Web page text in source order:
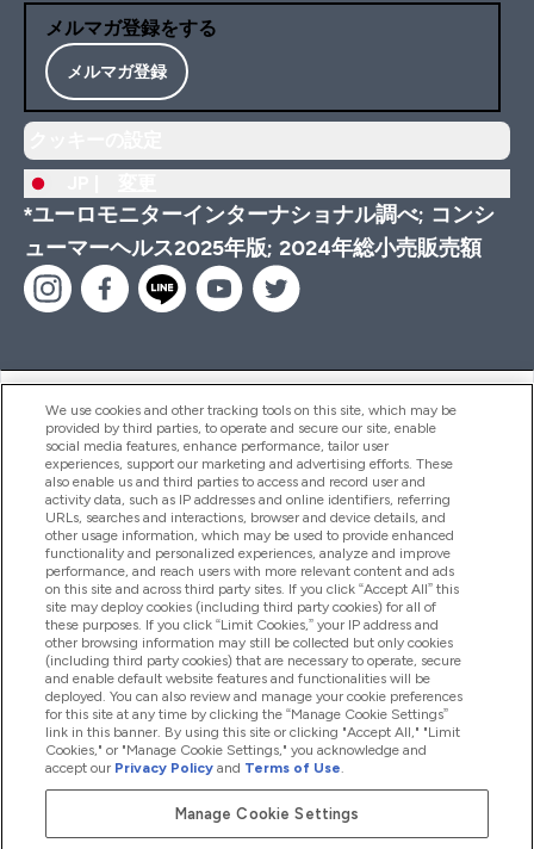
メルマガ登録をする
メルマガ登録
*ユーロモニターインターナショナル調べ; コンシ
ューマーヘルス2025年版; 2024年総小売販売額
ヘルプ＆ガイド
商品について
会社概要
特典＆ポイント
2026 The Hut.com Ltd
We use cookies and other tracking tools on this site, which may be
provided by third parties, to operate and secure our site, enable
social media features, enhance performance, tailor user
experiences, support our marketing and advertising efforts. These
also enable us and third parties to access and record user and
activity data, such as IP addresses and online identifiers, referring
URLs, searches and interactions, browser and device details, and
other usage information, which may be used to provide enhanced
functionality and personalized experiences, analyze and improve
performance, and reach users with more relevant content and ads
on this site and across third party sites. If you click “Accept All” this
site may deploy cookies (including third party cookies) for all of
these purposes. If you click “Limit Cookies,” your IP address and
other browsing information may still be collected but only cookies
(including third party cookies) that are necessary to operate, secure
and enable default website features and functionalities will be
deployed. You can also review and manage your cookie preferences
for this site at any time by clicking the “Manage Cookie Settings”
link in this banner. By using this site or clicking "Accept All," "Limit
Cookies," or "Manage Cookie Settings," you acknowledge and
accept our Privacy Policy and Terms of Use.
Manage Cookie Settings